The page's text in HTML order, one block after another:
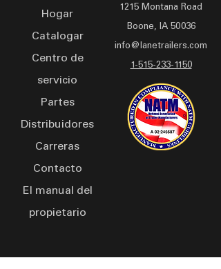
Hogar
Catalogar
Centro de
servicio
Partes
Distribuidores
Carreras
Contacto
El manual del
propietario
1215 Montana Road
Boone, IA 50036
info@lanetrailers.com
1-515-233-1150